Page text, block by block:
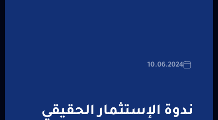
10.06.2024
ندوة الإستثمار الحقيقي